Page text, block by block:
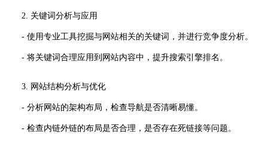
2. 关键词分析与应用
- 使用专业工具挖掘与网站相关的关键词，并进行竞争度分析。
- 将关键词合理应用到网站内容中，提升搜索引擎排名。
3. 网站结构分析与优化
- 分析网站的架构布局，检查导航是否清晰易懂。
- 检查内链外链的布局是否合理，是否存在死链接等问题。